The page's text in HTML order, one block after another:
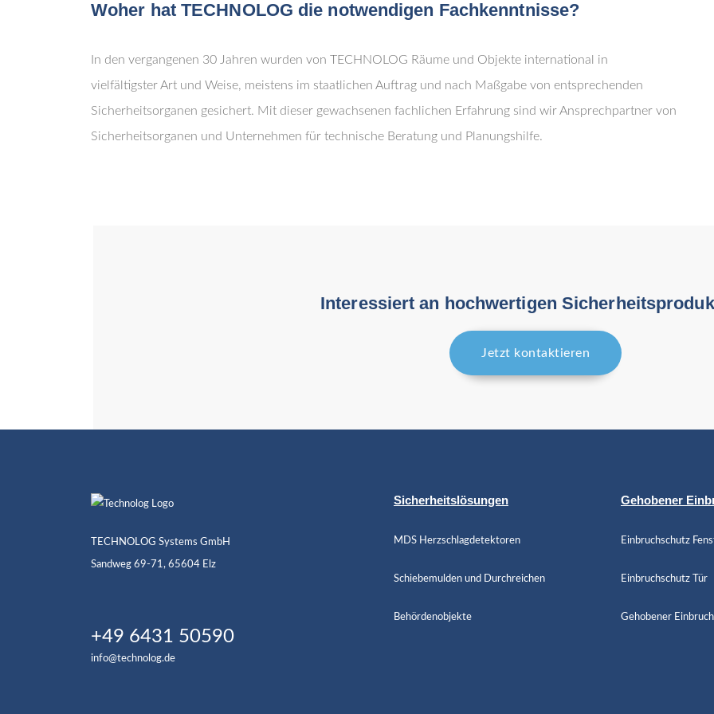
Woher hat TECHNOLOG die notwendigen Fachkenntnisse?
In den vergangenen 30 Jahren wurden von TECHNOLOG Räume und Objekte international in
vielfältigster Art und Weise, meistens im staatlichen Auftrag und nach Maßgabe von entsprechenden
Sicherheitsorganen gesichert. Mit dieser gewachsenen fachlichen Erfahrung sind wir Ansprechpartner von
Sicherheitsorganen und Unternehmen für technische Beratung und Planungshilfe.
Interessiert an hochwertigen
Jetzt kontaktieren
TECHNOLOG Systems GmbH
Sandweg 69-71, 65604 Elz
+49 6431 50590
info@technolog.de
Sicherheitslösungen
MDS Herzschlagdetektoren
Schiebemulden und Durchreichen
Behördenobjekte
Gehobener
Einbruchschutz
Einbruchschutz Tür
Gehobener